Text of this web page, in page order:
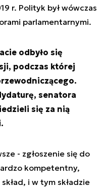
r. Polityk był wówczas
parlamentarnymi.
odbyło się
podczas której
senatora
się za nią
- zgłoszenie się do
kompetentny,
i w tym składzie